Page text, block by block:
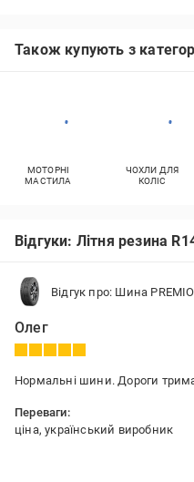
Також купують з
МОТОРНІ
МАСТИЛА
ЧОХЛИ ДЛЯ
КОЛІС
Відгуки: Літня резина
Відгук про: Шина
Олег
Нормальні шини. Дороги
Переваги:
ціна, український виробник